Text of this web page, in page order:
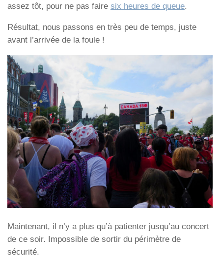
assez tôt, pour ne pas faire six heures de queue.
Résultat, nous passons en très peu de temps, juste
avant l’arrivée de la foule !
Maintenant, il n’y a plus qu’à patienter jusqu’au concert
de ce soir. Impossible de sortir du périmètre de
sécurité.